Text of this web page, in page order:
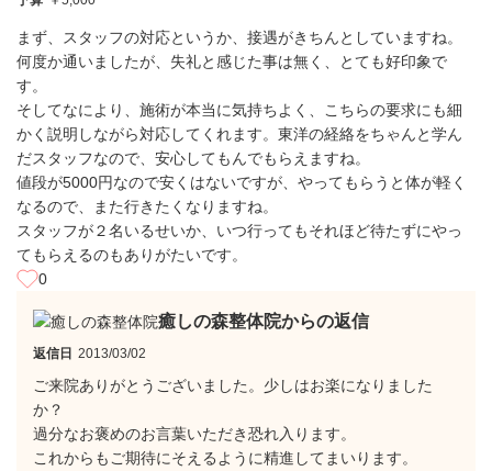
まず、スタッフの対応というか、接遇がきちんとしていますね。
何度か通いましたが、失礼と感じた事は無く、とても好印象で
す。
そしてなにより、施術が本当に気持ちよく、こちらの要求にも細
かく説明しながら対応してくれます。東洋の経絡をちゃんと学ん
だスタッフなので、安心してもんでもらえますね。
値段が5000円なので安くはないですが、やってもらうと体が軽く
なるので、また行きたくなりますね。
スタッフが２名いるせいか、いつ行ってもそれほど待たずにやっ
てもらえるのもありがたいです。
0
癒しの森整体院からの返信
返信日 2013/03/02
ご来院ありがとうございました。少しはお楽になりました
か？
過分なお褒めのお言葉いただき恐れ入ります。
これからもご期待にそえるように精進してまいります。